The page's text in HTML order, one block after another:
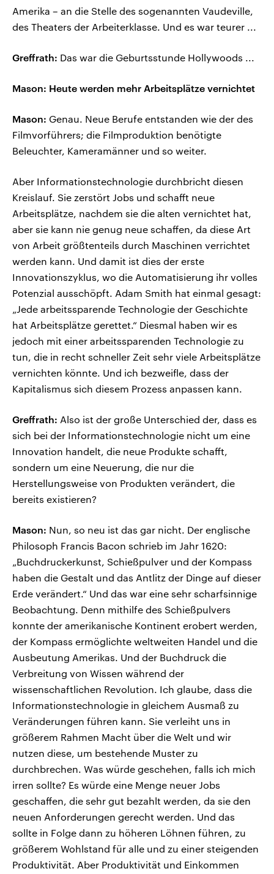
Amerika – an die Stelle des sogenannten Vaudeville,
des Theaters der Arbeiterklasse. Und es war teurer ...
Greffrath: Das war die Geburtsstunde Hollywoods ...
Mason: Heute werden mehr Arbeitsplätze vernichtet
Mason: Genau. Neue Berufe entstanden wie der des
Filmvorführers; die Filmproduktion benötigte
Beleuchter, Kameramänner und so weiter.
Aber Informationstechnologie durchbricht diesen
Kreislauf. Sie zerstört Jobs und schafft neue
Arbeitsplätze, nachdem sie die alten vernichtet hat,
aber sie kann nie genug neue schaffen, da diese Art
von Arbeit größtenteils durch Maschinen verrichtet
werden kann. Und damit ist dies der erste
Innovationszyklus, wo die Automatisierung ihr volles
Potenzial ausschöpft. Adam Smith hat einmal gesagt:
„Jede arbeitssparende Technologie der Geschichte
hat Arbeitsplätze gerettet.“ Diesmal haben wir es
jedoch mit einer arbeitssparenden Technologie zu
tun, die in recht schneller Zeit sehr viele Arbeitsplätze
vernichten könnte. Und ich bezweifle, dass der
Kapitalismus sich diesem Prozess anpassen kann.
Greffrath: Also ist der große Unterschied der, dass es
sich bei der Informationstechnologie nicht um eine
Innovation handelt, die neue Produkte schafft,
sondern um eine Neuerung, die nur die
Herstellungsweise von Produkten verändert, die
bereits existieren?
Mason: Nun, so neu ist das gar nicht. Der englische
Philosoph Francis Bacon schrieb im Jahr 1620:
„Buchdruckerkunst, Schießpulver und der Kompass
haben die Gestalt und das Antlitz der Dinge auf dieser
Erde verändert.“ Und das war eine sehr scharfsinnige
Beobachtung. Denn mithilfe des Schießpulvers
konnte der amerikanische Kontinent erobert werden,
der Kompass ermöglichte weltweiten Handel und die
Ausbeutung Amerikas. Und der Buchdruck die
Verbreitung von Wissen während der
wissenschaftlichen Revolution. Ich glaube, dass die
Informationstechnologie in gleichem Ausmaß zu
Veränderungen führen kann. Sie verleiht uns in
größerem Rahmen Macht über die Welt und wir
nutzen diese, um bestehende Muster zu
durchbrechen. Was würde geschehen, falls ich mich
irren sollte? Es würde eine Menge neuer Jobs
geschaffen, die sehr gut bezahlt werden, da sie den
neuen Anforderungen gerecht werden. Und das
sollte in Folge dann zu höheren Löhnen führen, zu
größerem Wohlstand für alle und zu einer steigenden
Produktivität. Aber Produktivität und Einkommen